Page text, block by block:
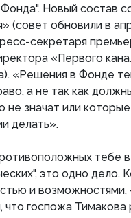
Новый состав
(совет обновили в
секретаря
«Первого
«Решения в Фонде
а не так как
не значат или
делать».
тебе
это одно дело.
и возможностями,
госпожа Тимакова